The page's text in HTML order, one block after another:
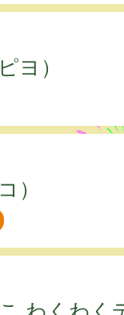
ヨ）
）
わくわく